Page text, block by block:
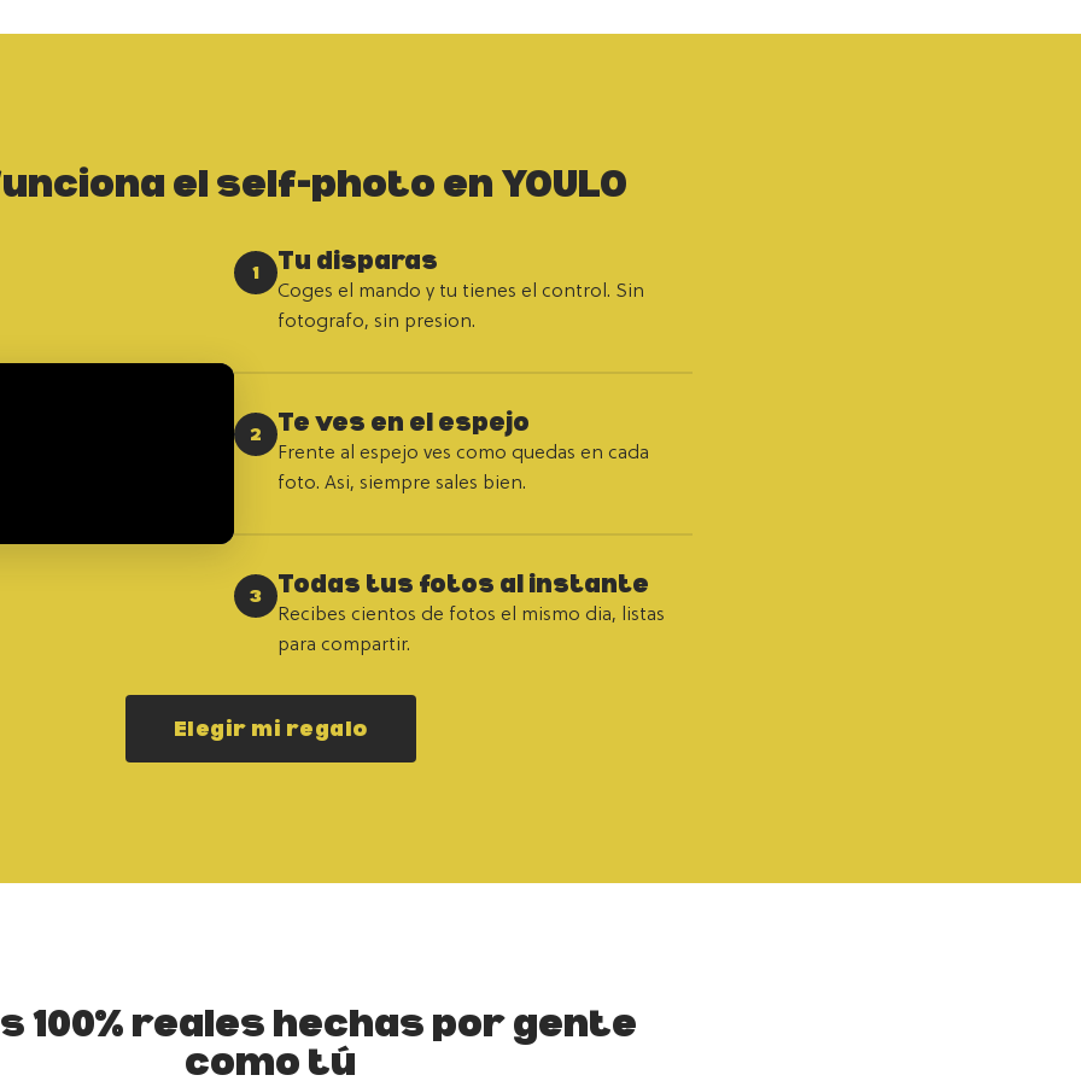
el self-photo en YOULO
1 Tu disparas
Coges el mando y tu tienes el control. Sin
fotografo, sin presion.
2 Te ves en el espejo
Frente al espejo ves como quedas en cada
foto. Asi, siempre sales bien.
3 Todas tus fotos al instante
Recibes cientos de fotos el mismo dia, listas
para compartir.
Elegir mi regalo
100% reales hechas por gente
como tú